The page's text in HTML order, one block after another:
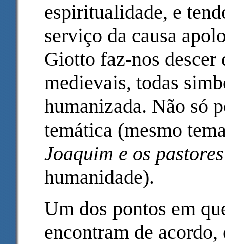
espiritualidade, e
serviço da causa
Giotto faz-nos descer
medievais, todas
humanizada. Não só
temática (mesmo
Joaquim e os pastores
humanidade).
Um dos pontos em
encontram de